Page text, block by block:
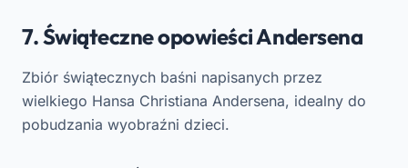
7. Świąteczne opowieści Andersena
Zbiór świątecznych baśni napisanych przez
wielkiego Hansa Christiana Andersena, idealny do
pobudzania wyobraźni dzieci.